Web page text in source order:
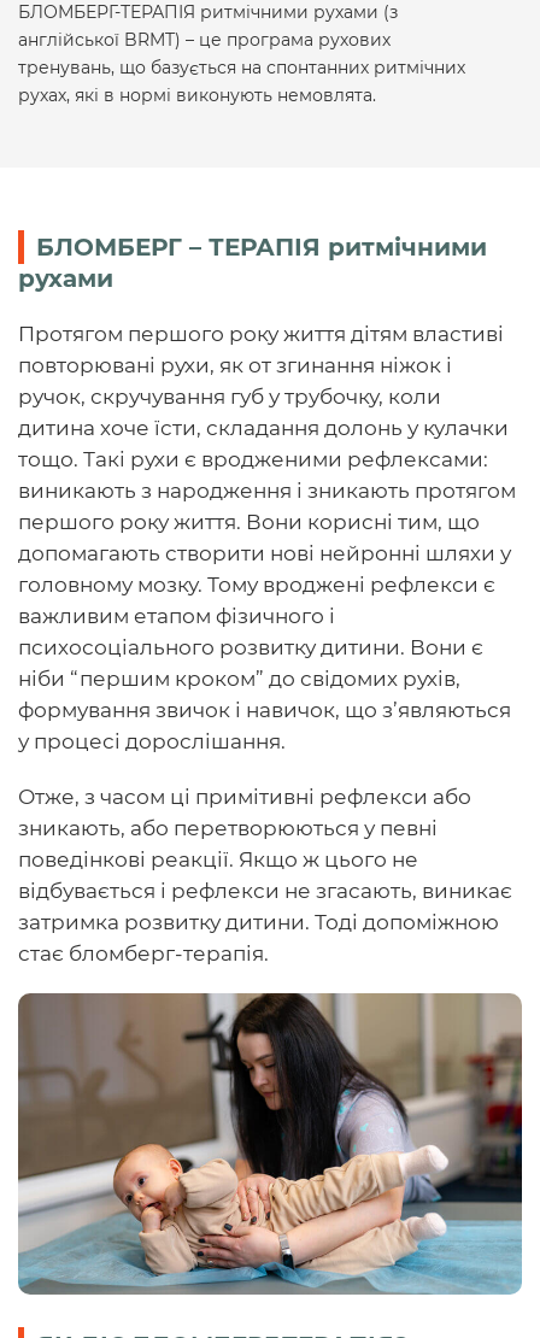
БЛОМБЕРГ-ТЕРАПІЯ ритмічними рухами (з
англійської BRMT) – це програма рухових
тренувань, що базується на спонтанних ритмічних
рухах, які в нормі виконують немовлята.
БЛОМБЕРГ – ТЕРАПІЯ ритмічними
рухами
Протягом першого року життя дітям властиві
повторювані рухи, як от згинання ніжок і
ручок, скручування губ у трубочку, коли
дитина хоче їсти, складання долонь у кулачки
тощо. Такі рухи є вродженими рефлексами:
виникають з народження і зникають протягом
першого року життя. Вони корисні тим, що
допомагають створити нові нейронні шляхи у
головному мозку. Тому вроджені рефлекси є
важливим етапом фізичного і
психосоціального розвитку дитини. Вони є
ніби “першим кроком” до свідомих рухів,
формування звичок і навичок, що з’являються
у процесі дорослішання.
Отже, з часом ці примітивні рефлекси або
зникають, або перетворюються у певні
поведінкові реакції. Якщо ж цього не
відбувається і рефлекси не згасають, виникає
затримка розвитку дитини. Тоді допоміжною
стає бломберг-терапія.